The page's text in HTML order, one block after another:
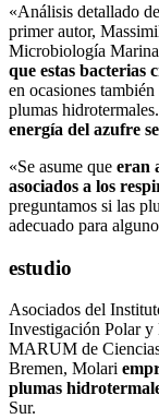
«Análisis detallado
primer autor,
Microbiología
que estas bacterias
en ocasiones también
plumas
energía del azufre
«Se asume que eran
asociados a los
preguntamos si las
adecuado para
estudio
Asociados del
Investigación Polar
MARUM de
Bremen, Molari
plumas
Sur.